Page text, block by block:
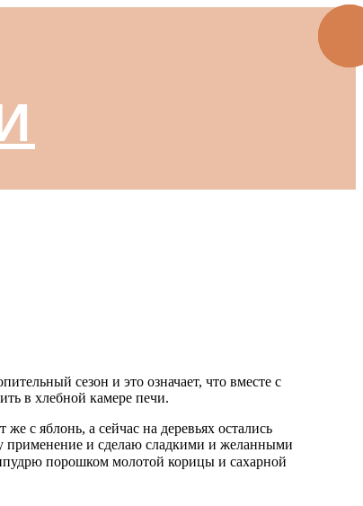
сезон и это означает, что вместе с
в хлебной камере печи.
с яблонь, а сейчас на деревьях остались
применение и сделаю сладкими и желанными
порошком молотой корицы и сахарной